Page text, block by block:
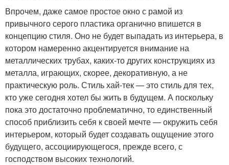
Впрочем, даже самое простое окно с рамой из
привычного серого пластика органично впишется в
концепцию стиля. Оно не будет выпадать из интерьера, в
котором намеренно акцентируется внимание на
металлических трубах, каких-то других конструкциях из
металла, играющих, скорее, декоративную, а не
практическую роль. Стиль хай-тек — это стиль для тех,
кто уже сегодня хотел бы жить в будущем. А поскольку
пока это достаточно проблематично, то единственный
способ приблизить себя к своей мечте — окружить себя
интерьером, который будет создавать ощущение этого
будущего, ассоциирующегося, прежде всего, с
господством высоких технологий.